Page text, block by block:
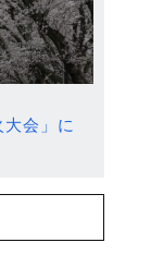
大会」に